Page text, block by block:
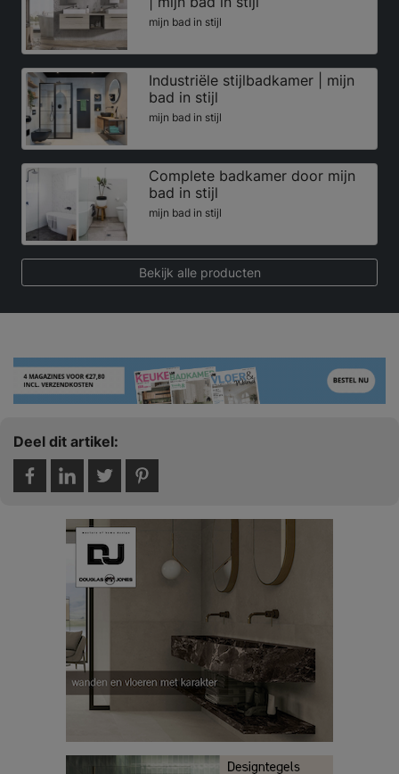
mijn bad in stijl
Industriële stijlbadkamer | mijn
bad in stijl
mijn bad in stijl
Complete badkamer door mijn
bad in stijl
mijn bad in stijl
Bekijk alle producten
Deel dit artikel: